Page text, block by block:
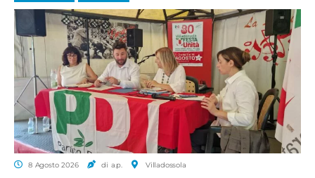
8 Agosto 2026 di a.p. Villadossola